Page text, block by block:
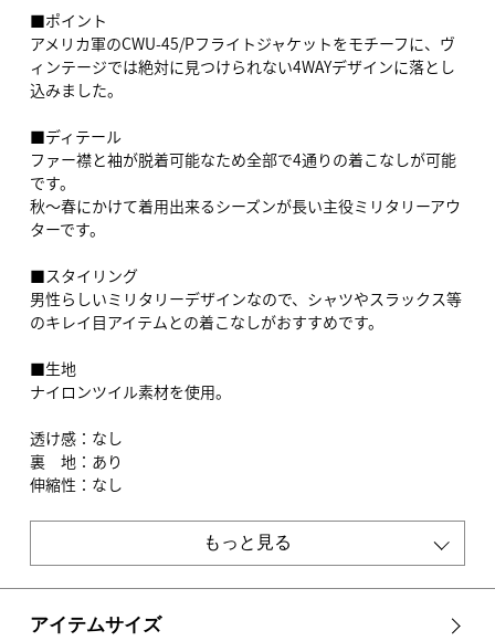
■ポイント
アメリカ軍のCWU-45/Pフライトジャケットをモチーフに、ヴ
ィンテージでは絶対に見つけられない4WAYデザインに落とし
込みました。
■ディテール
ファー襟と袖が脱着可能なため全部で4通りの着こなしが可能
です。
秋～春にかけて着用出来るシーズンが長い主役ミリタリーアウ
ターです。
■スタイリング
男性らしいミリタリーデザインなので、シャツやスラックス等
のキレイ目アイテムとの着こなしがおすすめです。
■生地
ナイロンツイル素材を使用。
透け感：なし
裏 地：あり
伸縮性：なし
■BLK モデル身長：180cm、着用サイズ：Lサイズ
もっと見る
アイテムサイズ